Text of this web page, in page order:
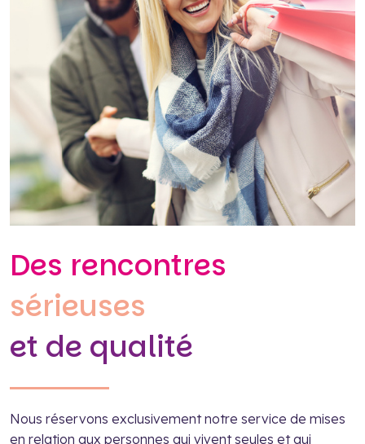
Des rencontres
sérieuses
et de qualité
Nous réservons exclusivement notre service de mises
en relation aux personnes qui vivent seules et qui